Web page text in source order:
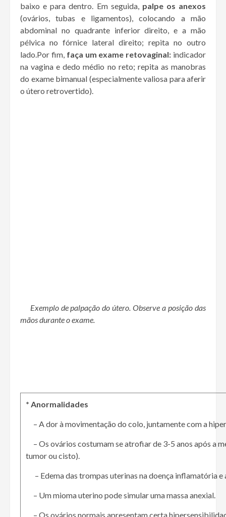
baixo e para dentro. Em seguida,palpe os anexos
(ovários, tubas e ligamentos), colocando a mão
abdominal no quadrante inferior direito, e a mão
pélvica no fórnice lateral direito; repita no outro
lado.Por fim,faça um exame retovaginal: indicador
na vagina e dedo médio no reto; repita as manobras
do exame bimanual (especialmente valiosa para aferir
o útero retrovertido).
Exemplo de palpação do útero. Observe a posição das
mãos durante o exame.
* Anormalidades
– A dor à movimentação do colo, juntamente com a
– Os ovários costumam se atrofiar de 3-5 anos após a
tumor ou cisto).
– Edema das trompas uterinas na doença inflamatória e
– Um mioma uterino pode simular uma massa anexial.
– Os ovários normais apresentam certa